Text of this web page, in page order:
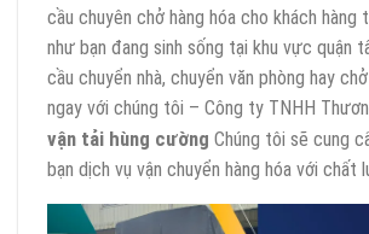
cầu chuyên chở hàng hóa cho khách hàng
như bạn đang sinh sống tại khu vực quận
cầu chuyển nhà, chuyển văn phòng hay
ngay với chúng tôi – Công ty TNHH
vận tải hùng cường Chúng tôi sẽ cung
bạn dịch vụ vận chuyển hàng hóa với chất